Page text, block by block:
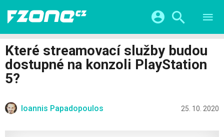
VIDEA
SERIÁLY
CHYTRÁ MĚSTA
ŽIVOT BUDOUCNOSTI
HRY A ZÁBAVA
Facebook Google
Které streamovací služby budou
dostupné na konzoli PlayStation
5?
Ioannis Papadopoulos 25. 10. 2020